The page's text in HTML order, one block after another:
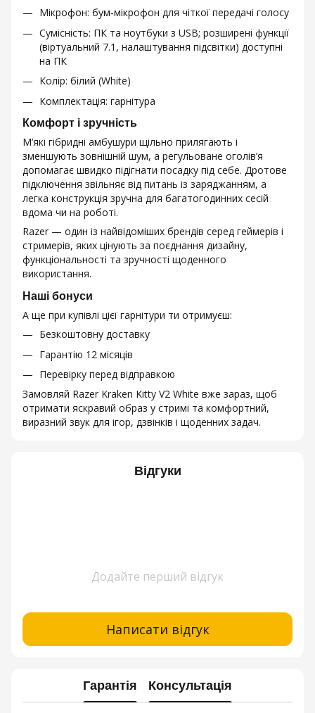
Мікрофон: бум‑мікрофон для чіткої передачі голосу
Сумісність: ПК та ноутбуки з USB; розширені функції
(віртуальний 7.1, налаштування підсвітки) доступні
на ПК
Колір: білий (White)
Комплектація: гарнітура
Комфорт і зручність
М’які гібридні амбушури щільно прилягають і
зменшують зовнішній шум, а регульоване оголів’я
допомагає швидко підігнати посадку під себе. Дротове
підключення звільняє від питань із заряджанням, а
легка конструкція зручна для багатогодинних сесій
вдома чи на роботі.
Razer — один із найвідоміших брендів серед геймерів і
стримерів, яких цінують за поєднання дизайну,
функціональності та зручності щоденного
використання.
Наші бонуси
А ще при купівлі цієї гарнітури ти отримуєш:
Безкоштовну доставку
Гарантію 12 місяців
Перевірку перед відправкою
Замовляй Razer Kraken Kitty V2 White вже зараз, щоб
отримати яскравий образ у стримі та комфортний,
виразний звук для ігор, дзвінків і щоденних задач.
Відгуки
Додайте перший відгук
Написати відгук
Гарантія Консультація